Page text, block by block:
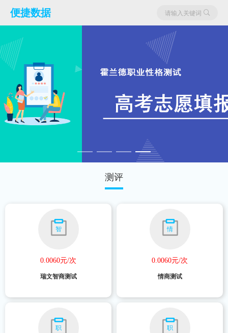
便捷数据 请输入关键词
测评
智
0.0060元/次
瑞文智商测试
情
0.0060元/次
情商测试
职 职